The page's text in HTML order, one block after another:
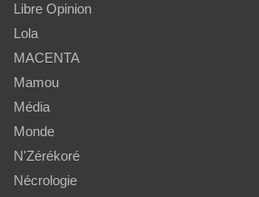
Libre Opinion
Lola
MACENTA
Mamou
Média
Monde
N'Zérékoré
Nécrologie